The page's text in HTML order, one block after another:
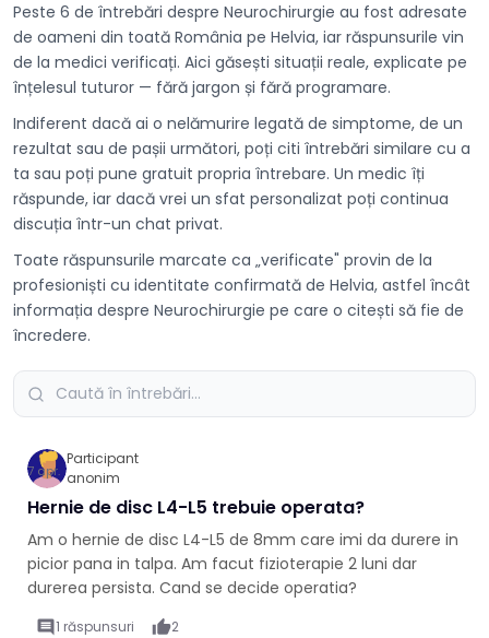
Peste 6 de întrebări despre Neurochirurgie au fost adresate
de oameni din toată România pe Helvia, iar răspunsurile vin
de la medici verificați. Aici găsești situații reale, explicate pe
înțelesul tuturor — fără jargon și fără programare.
Indiferent dacă ai o nelămurire legată de simptome, de un
rezultat sau de pașii următori, poți citi întrebări similare cu a
ta sau poți pune gratuit propria întrebare. Un medic îți
răspunde, iar dacă vrei un sfat personalizat poți continua
discuția într-un chat privat.
Toate răspunsurile marcate ca „verificate" provin de la
profesioniști cu identitate confirmată de Helvia, astfel încât
informația despre Neurochirurgie pe care o citești să fie de
încredere.
Participant
anonim
7 apr.
Hernie de disc L4-L5 trebuie operata?
Am o hernie de disc L4-L5 de 8mm care imi da durere in
picior pana in talpa. Am facut fizioterapie 2 luni dar
durerea persista. Cand se decide operatia?
comment 1 răspunsuri thumb_up2